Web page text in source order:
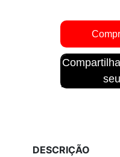
DESCRIÇÃO